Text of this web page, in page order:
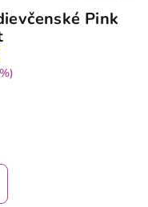
Pink